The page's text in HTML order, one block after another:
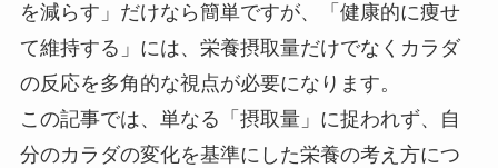
を減らす」だけなら簡単ですが、「健康的に痩せ
て維持する」には、栄養摂取量だけでなくカラダ
の反応を多角的な視点が必要になります。
この記事では、単なる「摂取量」に捉われず、自
分のカラダの変化を基準にした栄養の考え方につ